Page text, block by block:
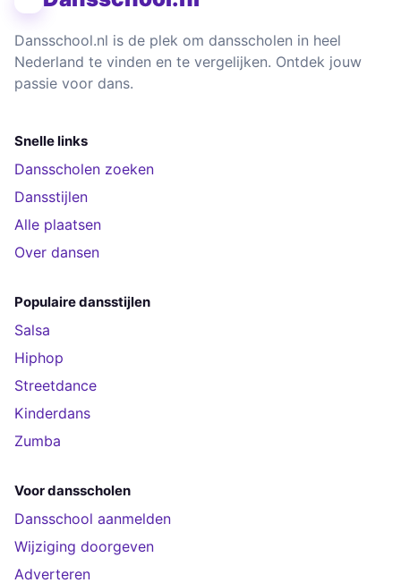
Dansschool.nl is de plek om dansscholen in heel
Nederland te vinden en te vergelijken. Ontdek jouw
passie voor dans.
Snelle links
Dansscholen zoeken
Dansstijlen
Alle plaatsen
Over dansen
Populaire dansstijlen
Salsa
Hiphop
Streetdance
Kinderdans
Zumba
Voor dansscholen
Dansschool aanmelden
Wijziging doorgeven
Adverteren